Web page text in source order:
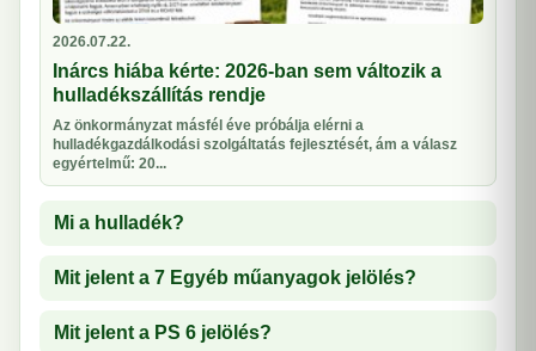
2026.07.22.
Inárcs hiába kérte: 2026-ban sem változik a
hulladékszállítás rendje
Az önkormányzat másfél éve próbálja elérni a
hulladékgazdálkodási szolgáltatás fejlesztését, ám a válasz
egyértelmű: 20...
Mi a hulladék?
Mit jelent a 7 Egyéb műanyagok jelölés?
Mit jelent a PS 6 jelölés?